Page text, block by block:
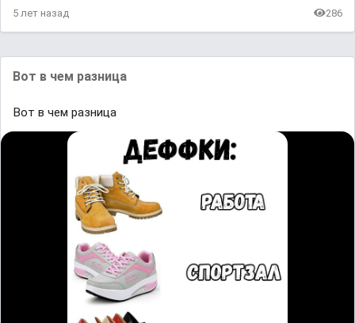
5 лет назад 286
Вот в чем разница
Вот в чем разница